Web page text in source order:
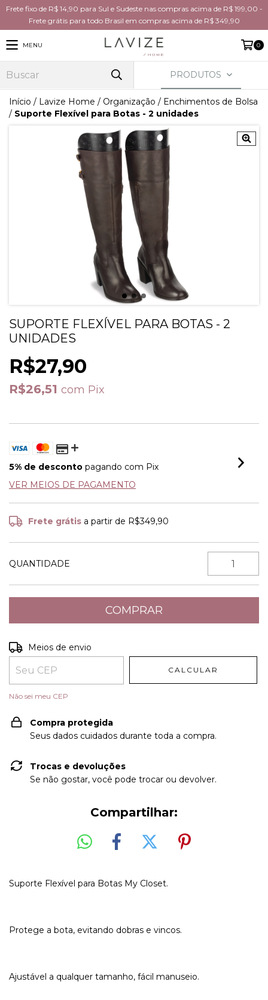
Frete fixo de R$ 14,90 para Sul e Sudeste nas compras acima de R$ 199,00 -
Frete grátis para todo Brasil em compras acima de R$ 349,90
MENU 0
PRODUTOS
Início / Lavize Home / Organização / Enchimentos de Bolsa
/ Suporte Flexível para Botas - 2 unidades
SUPORTE FLEXÍVEL PARA BOTAS - 2
UNIDADES
R$27,90
R$26,51 com Pix
5% de desconto pagando com Pix
VER MEIOS DE PAGAMENTO
Frete grátis a partir de R$349,90
QUANTIDADE
Entregas para o CEP:
Meios de envio
CALCULAR
Não sei meu CEP
Compra protegida
Seus dados cuidados durante toda a compra.
Trocas e devoluções
Se não gostar, você pode trocar ou devolver.
Compartilhar:
Suporte Flexível para Botas My Closet.
Protege a bota, evitando dobras e vincos.
Ajustável a qualquer tamanho, fácil manuseio.